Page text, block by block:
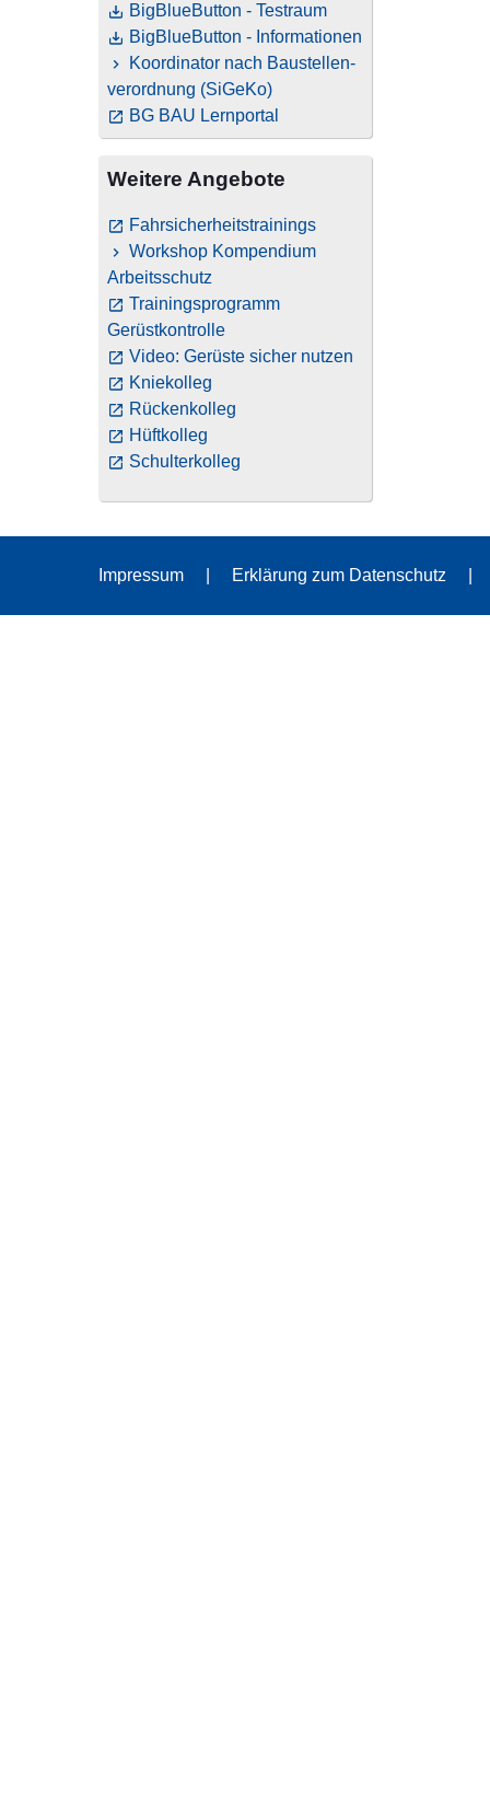
BigBlueButton - Testraum
BigBlueButton - Informationen
Koordinator nach Baustellen­
verordnung (SiGeKo)
BG BAU Lernportal
Weitere Angebote
Fahrsicherheitstrainings
Workshop Kompendium
Arbeitsschutz
Trainingsprogramm
Gerüstkontrolle
Video: Gerüste sicher nutzen
Kniekolleg
Rückenkolleg
Hüftkolleg
Schulterkolleg
Impressum Erklärung zum Datenschutz